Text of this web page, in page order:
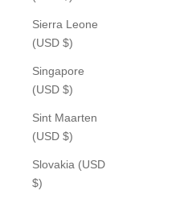
Sierra Leone
(USD $)
Singapore
(USD $)
Sint Maarten
(USD $)
Slovakia (USD
$)